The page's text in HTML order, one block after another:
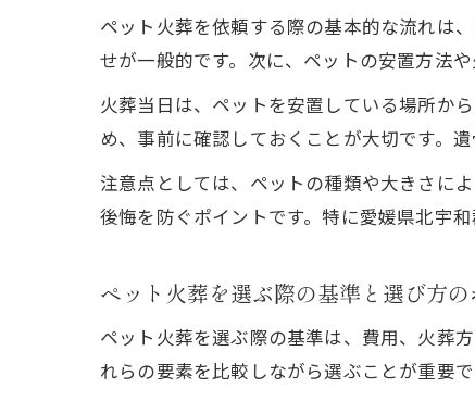
ペット火葬を依頼する際の基本的な流れは
せが一般的です。次に、ペットの安置方法
火葬当日は、ペットを安置している場所か
め、事前に確認しておくことが大切です。
注意点としては、ペットの種類や大きさに
後悔を防ぐポイントです。特に愛媛県北宇
ペット火葬を選ぶ際の基準と選び方の
ペット火葬を選ぶ際の基準は、費用、火葬
れらの要素を比較しながら選ぶことが重要で